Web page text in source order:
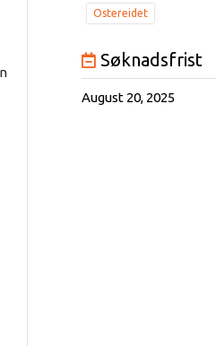
Ostereidet
Søknadsfrist
August 20, 2025